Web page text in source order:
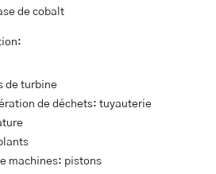
de cobalt
de turbine
de déchets: tuyauterie
machines: pistons